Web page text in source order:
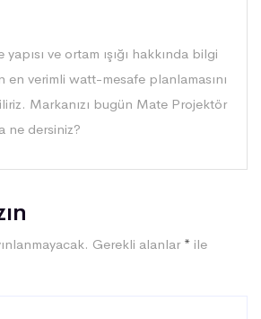
ve ortam ışığı hakkında bilgi
en verimli watt-mesafe planlamasını
Markanızı bugün Mate Projektör
ne dersiniz?
Gerekli alanlar * ile